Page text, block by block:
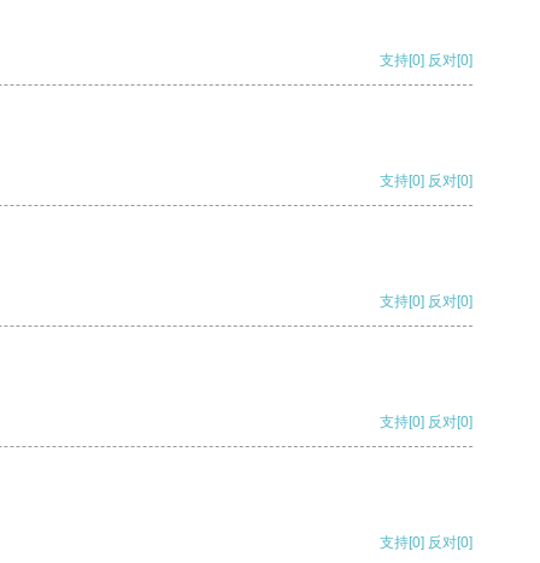
支持[0] 反对[0]
支持[0] 反对[0]
支持[0] 反对[0]
支持[0] 反对[0]
支持[0] 反对[0]